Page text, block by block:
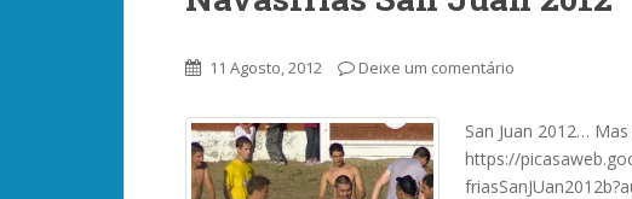
11 Agosto, 2012 Deixe um comentário
San Juan 2012…
https://